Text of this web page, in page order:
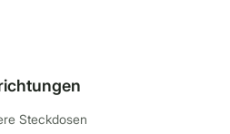
Steckdosen